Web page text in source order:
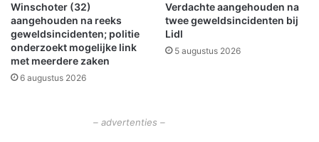
i
j
k
8
6
u
t
o
i
n
H
Winschoter (32)
aangehouden na reeks
geweldsincidenten; politie
onderzoekt mogelijke link
met meerdere zaken
6 augustus 2026
Verdachte aangehouden na
twee geweldsincidenten bij
Lidl
5 augustus 2026
– advertenties –